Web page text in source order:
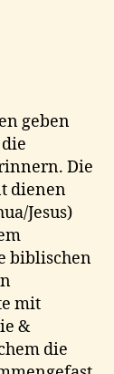
geben
Die
dienen
Jesus)
biblischen
mit
&
die